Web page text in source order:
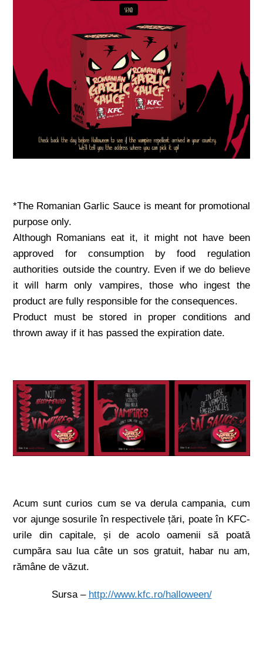
*The Romanian Garlic Sauce is meant for promotional
purpose only.
Although Romanians eat it, it might not have been
approved for consumption by food regulation
authorities outside the country. Even if we do believe
it will harm only vampires, those who ingest the
product are fully responsible for the consequences.
Product must be stored in proper conditions and
thrown away if it has passed the expiration date.
Acum sunt curios cum se va derula campania, cum
vor ajunge sosurile în respectivele țări, poate în KFC-
urile din capitale, și de acolo oamenii să poată
cumpăra sau lua câte un sos gratuit, habar nu am,
rămâne de văzut.
Sursa – http://www.kfc.ro/halloween/